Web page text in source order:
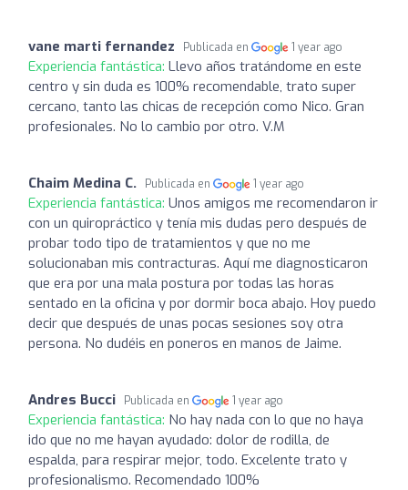
vane marti fernandez Publicada en 1 year ago
Experiencia fantástica: Llevo años tratándome en este
centro y sin duda es 100% recomendable, trato super
cercano, tanto las chicas de recepción como Nico. Gran
profesionales. No lo cambio por otro. V.M
Chaim Medina C. Publicada en 1 year ago
Experiencia fantástica: Unos amigos me recomendaron ir
con un quiropráctico y tenía mis dudas pero después de
probar todo tipo de tratamientos y que no me
solucionaban mis contracturas. Aquí me diagnosticaron
que era por una mala postura por todas las horas
sentado en la oficina y por dormir boca abajo. Hoy puedo
decir que después de unas pocas sesiones soy otra
persona. No dudéis en poneros en manos de Jaime.
Andres Bucci Publicada en 1 year ago
Experiencia fantástica: No hay nada con lo que no haya
ido que no me hayan ayudado: dolor de rodilla, de
espalda, para respirar mejor, todo. Excelente trato y
profesionalismo. Recomendado 100%